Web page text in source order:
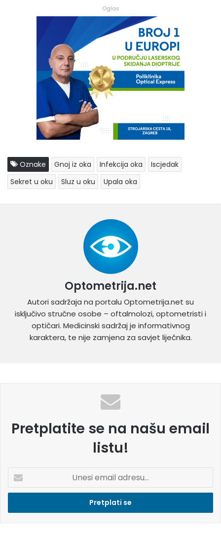
Oglas
Oznake Gnoj iz oka Infekcija oka
Iscjedak
Sekret u oku
Sluz u oku Upala oka
Optometrija.net
Autori sadržaja na portalu Optometrija.net su
isključivo stručne osobe – oftalmolozi, optometristi i
optičari. Medicinski sadržaj je informativnog
karaktera, te nije zamjena za savjet liječnika.
Pretplatite se na našu email
listu!
e
i
e